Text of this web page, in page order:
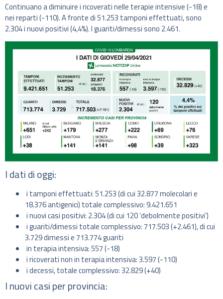
Continuano a diminuire i ricoverati nelle terapie intensive (-18) e
nei reparti (-110). A fronte di 51.253 tamponi effettuati, sono
2.304 i nuovi positivi (4,4%). I guariti/dimessi sono 2.461.
I dati di oggi:
i tamponi effettuati: 51.253 (di cui 32.877 molecolari e
18.376 antigenici) totale complessivo: 9.421.651
i nuovi casi positivi: 2.304 (di cui 120 ‘debolmente positivi’)
i guariti/dimessi totale complessivo: 717.503 (+2.461), di cui
3.729 dimessi e 713.774 guariti
in terapia intensiva: 557 (-18)
i ricoverati non in terapia intensiva: 3.597 (-110)
i decessi, totale complessivo: 32.829 (+40)
I nuovi casi per provincia: